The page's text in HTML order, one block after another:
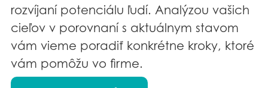
rozvíjaní potenciálu ľudí. Analýzou vašich
cieľov v porovnaní s aktuálnym stavom
vám vieme poradiť konkrétne kroky, ktoré
vám pomôžu vo firme.